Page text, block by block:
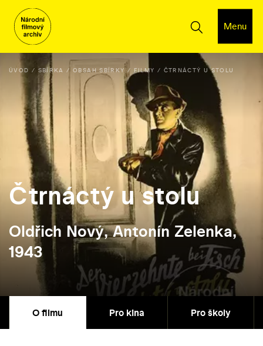
Menu
ÚVOD SBÍRKA OBSAH SBÍRKY FILMY ČTRNÁCTÝ U STOLU
Čtrnáctý u stolu
Oldřich Nový, Antonín Zelenka,
1943
O filmu Pro kina Pro školy